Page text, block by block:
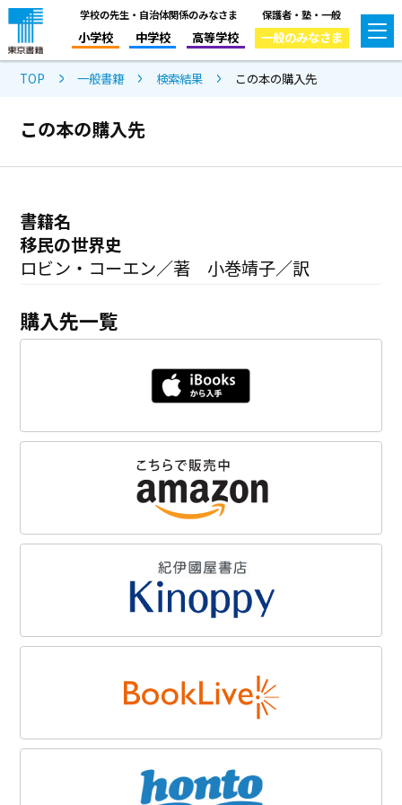
学校の先生・自治体関係のみなさま
小学校 中学校 高等学校
保護者・塾・一般
一般のみなさま
TOP 一般書籍 検索結果 この本の購入先
この本の購入先
書籍名
移民の世界史
ロビン・コーエン／著 小巻靖子／訳
購入先一覧